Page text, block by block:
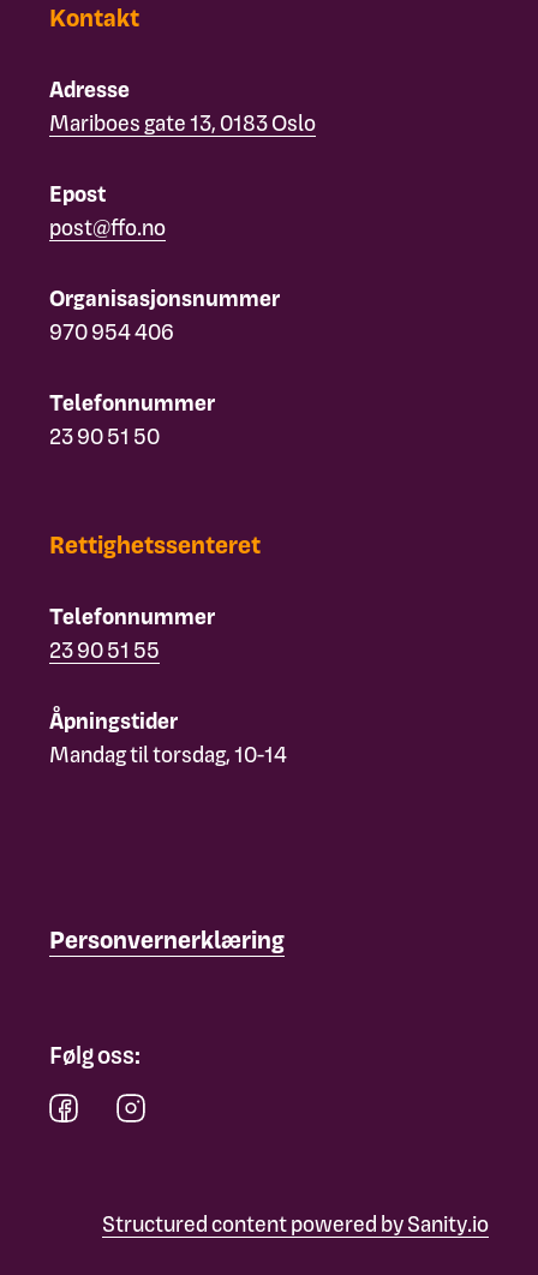
Kontakt
Adresse
Mariboes gate 13, 0183 Oslo
Epost
post@ffo.no
Organisasjonsnummer
970 954 406
Telefonnummer
23 90 51 50
Rettighetssenteret
Telefonnummer
23 90 51 55
Åpningstider
Mandag til torsdag, 10-14
Personvernerklæring
Følg oss:
Structured content powered by Sanity.io